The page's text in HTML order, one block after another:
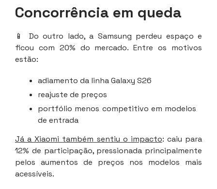
Concorrência em queda
📱 Do outro lado, a Samsung perdeu espaço e
ficou com 20% do mercado. Entre os motivos
estão:
adiamento da linha Galaxy S26
reajuste de preços
portfólio menos competitivo em modelos
de entrada
Já a Xiaomi também sentiu o impacto: caiu para
12% de participação, pressionada principalmente
pelos aumentos de preços nos modelos mais
acessíveis.